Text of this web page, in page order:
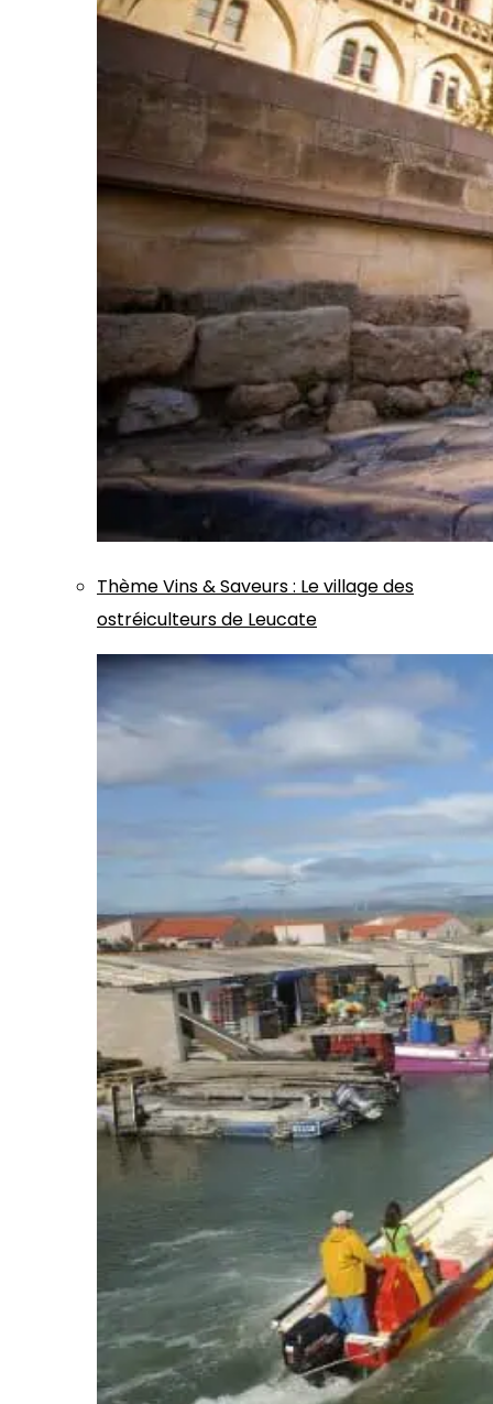
ThèmeVins & Saveurs: Le village des
ostréiculteurs de Leucate